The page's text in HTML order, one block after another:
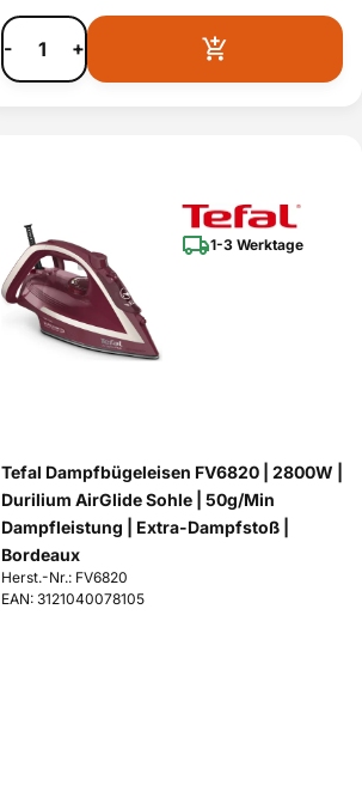
- +
1-3 Werktage
Tefal Dampfbügeleisen FV6820 | 2800W |
Durilium AirGlide Sohle | 50g/Min
Dampfleistung | Extra-Dampfstoß |
Bordeaux
Herst.-Nr.: FV6820
EAN: 3121040078105